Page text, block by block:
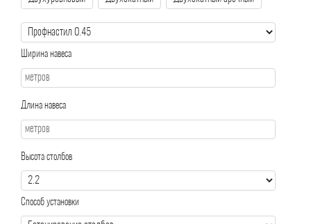
Ширина навеса
Длина навеса
Высота столбов
Способ установки